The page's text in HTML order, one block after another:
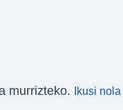
murrizteko. Ikusi